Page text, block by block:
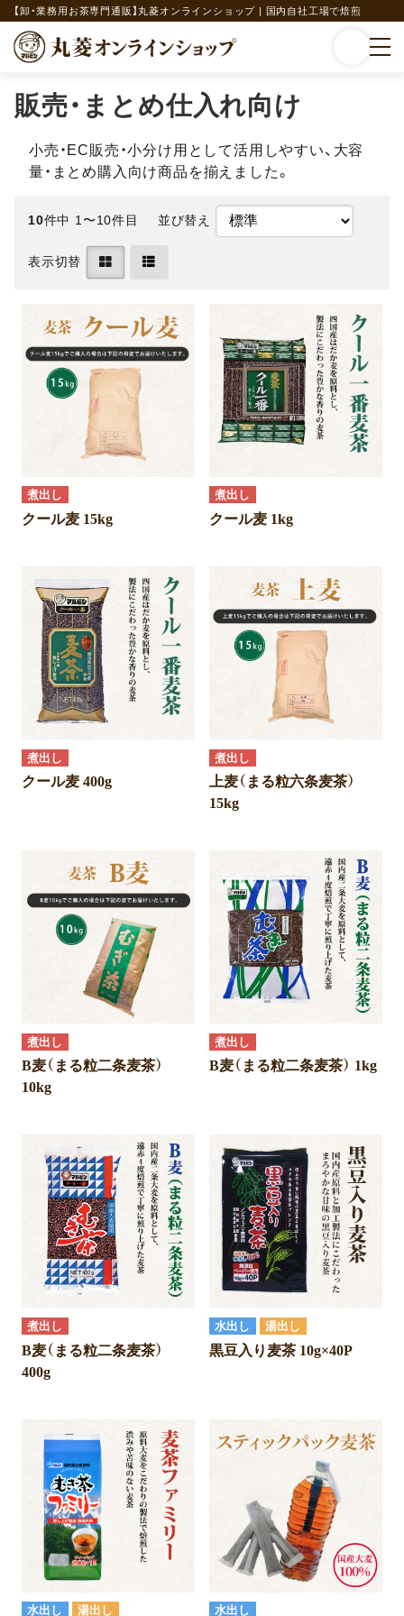
【卸・業務用お茶専門通販】丸菱オンラインショップ | 国内自社工場で焙煎
販売・まとめ仕入れ向け
小売・EC販売・小分け用として活用しやすい、大容
量・まとめ購入向け商品を揃えました。
10件中 1〜10件目 並び替え
表示切替
煮出し
クール麦 15kg
煮出し
クール麦 1kg
煮出し
クール麦 400g
煮出し
上麦（まる粒六条麦茶）
15kg
煮出し
B麦（まる粒二条麦茶）
10kg
煮出し
B麦（まる粒二条麦茶） 1kg
煮出し
B麦（まる粒二条麦茶）
400g
水出し 湯出し
黒豆入り麦茶 10g×40P
水出し 湯出し 水出し